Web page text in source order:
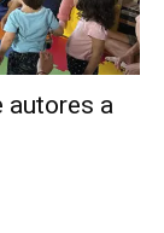
autores a